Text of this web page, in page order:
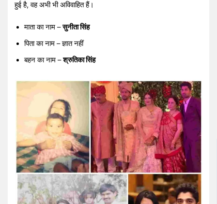
हुई है, वह अभी भी अविवाहित हैं।
माता का नाम –सुनीता सिंह
पिता का नाम – ज्ञात नहीं
बहन का नाम –श्रुतिका सिंह